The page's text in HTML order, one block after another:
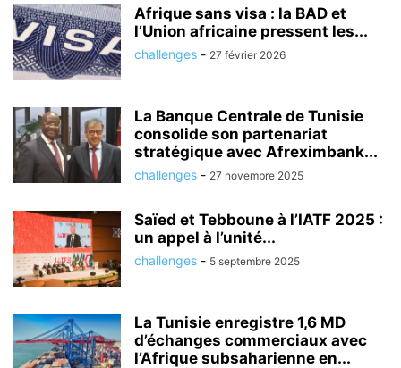
Afrique sans visa : la BAD et
l’Union africaine pressent les...
challenges - 27 février 2026
La Banque Centrale de Tunisie
consolide son partenariat
stratégique avec Afreximbank...
challenges - 27 novembre 2025
Saïed et Tebboune à l’IATF 2025 :
un appel à l’unité...
challenges - 5 septembre 2025
La Tunisie enregistre 1,6 MD
d’échanges commerciaux avec
l’Afrique subsaharienne en...